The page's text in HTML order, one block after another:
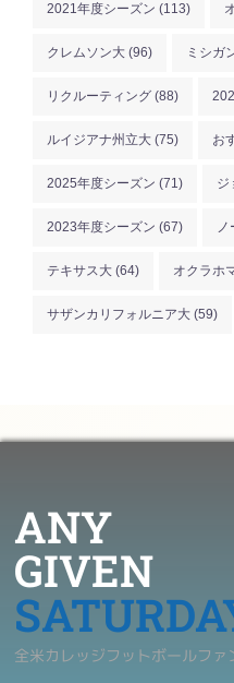
2021年度シーズン (113)
クレムソン大 (96) ミシガ
リクルーティング (88)
ルイジアナ州立大 (75) お
2025年度シーズン (71) ジ
2023年度シーズン (67) ノ
テキサス大 (64) オクラホ
サザンカリフォルニア大 (59)
ANY
GIVEN
全米カレッジフットボールファ